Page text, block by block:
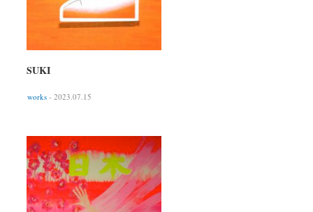
SUKI
works - 2023.07.15